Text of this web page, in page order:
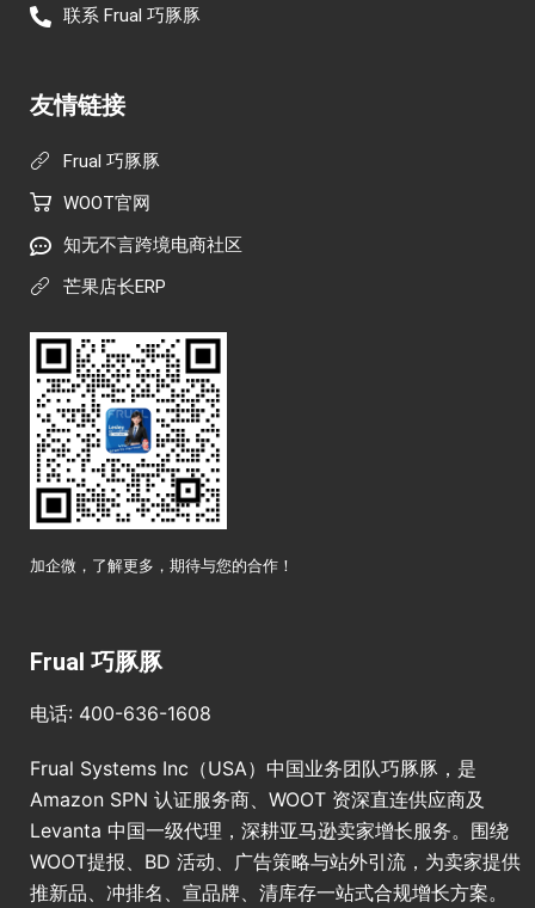
联系 Frual 巧豚豚
友情链接
Frual 巧豚豚
WOOT官网
知无不言跨境电商社区
芒果店长ERP
加企微，了解更多，期待与您的合作！
Frual 巧豚豚
电话: 400-636-1608
Frual Systems Inc（USA）中国业务团队巧豚豚，是
Amazon SPN 认证服务商、WOOT 资深直连供应商及
Levanta 中国一级代理，深耕亚马逊卖家增长服务。围绕
WOOT提报、BD 活动、广告策略与站外引流，为卖家提供
推新品、冲排名、宣品牌、清库存一站式合规增长方案。